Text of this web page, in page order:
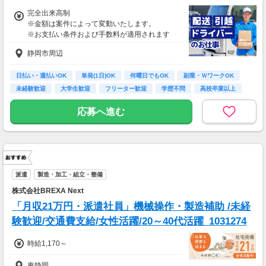
完全出来高制
※金額は案件によって変動いたします。
※お支払い条件および手数料が適用されます
静岡市周辺
日払い・週払いOK 単発(1日)OK 何曜日でもOK
副業・ＷワークOK
未経験歓迎
大学生歓迎 フリーター歓迎 学歴不問 高校卒業以上
応募へ進む
派遣 製造・加工・組立・整備
株式会社BREXA Next
「月収21万円・派遣社員」機械操作・製造補助 /未経
験歓迎/交通費支給/女性活躍/20～40代活躍_1031274
時給1,170～